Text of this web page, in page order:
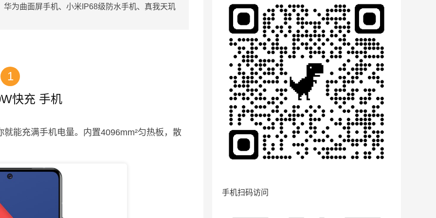
为曲面屏手机、小米IP68级防水手机、真我天玑
1
快充 手机
能充满手机电量。内置4096mm²匀热板，散
手机扫码访问